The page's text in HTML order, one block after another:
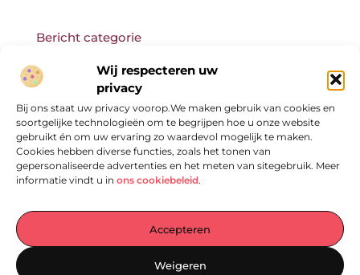
Wij respecteren uw
privacy
Bij ons staat uw privacy voorop.We maken gebruik van cookies en
soortgelijke technologieën om te begrijpen hoe u onze website
gebruikt én om uw ervaring zo waardevol mogelijk te maken.
Cookies hebben diverse functies, zoals het tonen van
gepersonaliseerde advertenties en het meten van sitegebruik. Meer
informatie vindt u in ons cookiebeleid.
Accepteren
Weigeren
Onze informatie
Bericht categorie